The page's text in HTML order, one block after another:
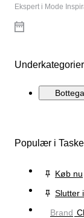
Ekspert i Mode
Underkategorier
Populær i
Køb nu
Slutter
Brand